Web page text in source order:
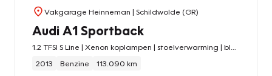
Vakgarage Heinneman | Schildwolde (GR)
Audi A1 Sportback
2013
Benzine 113.090 km